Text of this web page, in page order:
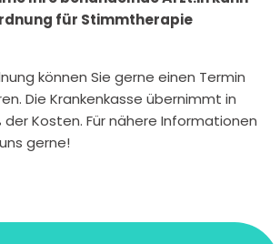
für Stimmtherapie
können Sie gerne einen Termin
Die Krankenkasse übernimmt in
der Kosten. Für nähere Informationen
gerne!